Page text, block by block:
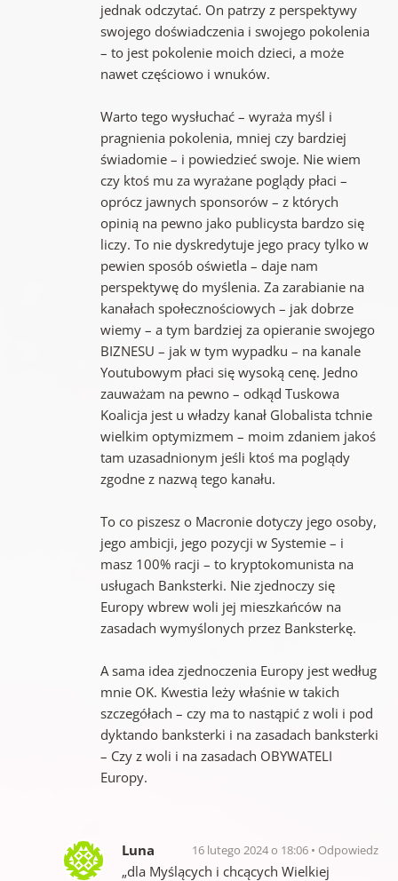
jednak odczytać. On patrzy z perspektywy
swojego doświadczenia i swojego pokolenia
– to jest pokolenie moich dzieci, a może
nawet częściowo i wnuków.
Warto tego wysłuchać – wyraża myśl i
pragnienia pokolenia, mniej czy bardziej
świadomie – i powiedzieć swoje. Nie wiem
czy ktoś mu za wyrażane poglądy płaci –
oprócz jawnych sponsorów – z których
opinią na pewno jako publicysta bardzo się
liczy. To nie dyskredytuje jego pracy tylko w
pewien sposób oświetla – daje nam
perspektywę do myślenia. Za zarabianie na
kanałach społecznościowych – jak dobrze
wiemy – a tym bardziej za opieranie swojego
BIZNESU – jak w tym wypadku – na kanale
Youtubowym płaci się wysoką cenę. Jedno
zauważam na pewno – odkąd Tuskowa
Koalicja jest u władzy kanał Globalista tchnie
wielkim optymizmem – moim zdaniem jakoś
tam uzasadnionym jeśli ktoś ma poglądy
zgodne z nazwą tego kanału.
To co piszesz o Macronie dotyczy jego osoby,
jego ambicji, jego pozycji w Systemie – i
masz 100% racji – to kryptokomunista na
usługach Banksterki. Nie zjednoczy się
Europy wbrew woli jej mieszkańców na
zasadach wymyślonych przez Banksterkę.
A sama idea zjednoczenia Europy jest według
mnie OK. Kwestia leży właśnie w takich
szczegółach – czy ma to nastąpić z woli i pod
dyktando banksterki i na zasadach banksterki
– Czy z woli i na zasadach OBYWATELI
Europy.
Luna 16 lutego 2024 o 18:06 Odpowiedz
„dla Myślących i chcących Wielkiej